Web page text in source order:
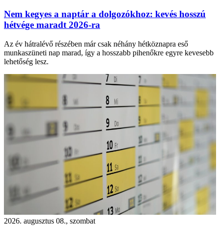
Nem kegyes a naptár a dolgozókhoz: kevés hosszú
hétvége maradt 2026-ra
Az év hátralévő részében már csak néhány hétköznapra eső
munkaszüneti nap marad, így a hosszabb pihenőkre egyre kevesebb
lehetőség lesz.
2026. augusztus 08., szombat